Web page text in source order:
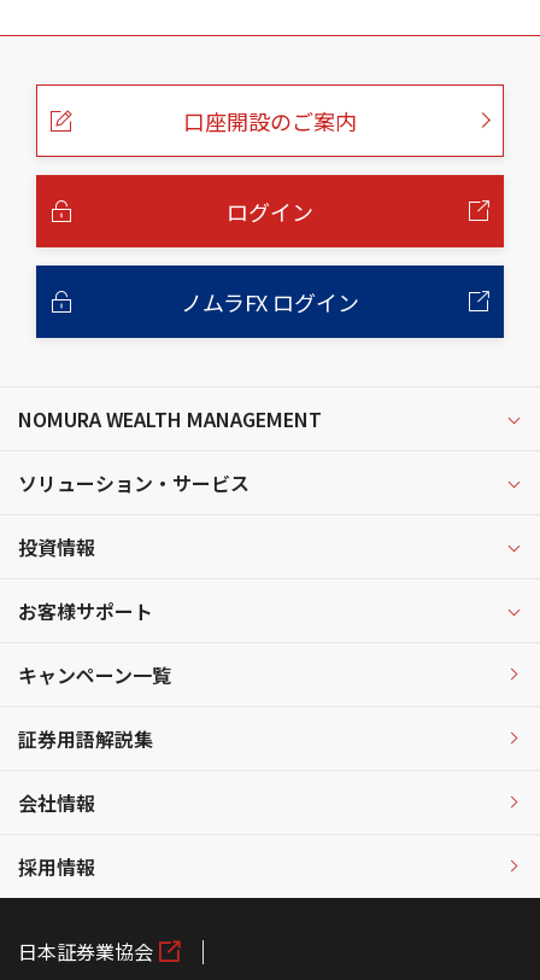
こ
口座開設のご案内
ログイン
ノムラFX ログイン
NOMURA WEALTH MANAGEMENT
ソリューション・サービス
投資情報
お客様サポート
キャンペーン一覧
証券用語解説集
会社情報
採用情報
日本証券業協会